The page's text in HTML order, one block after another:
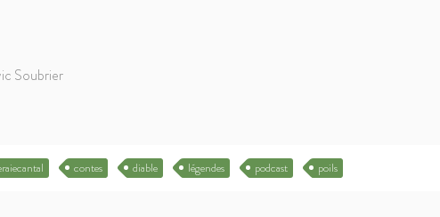
Soubrier
contes diable légendes podcast poils